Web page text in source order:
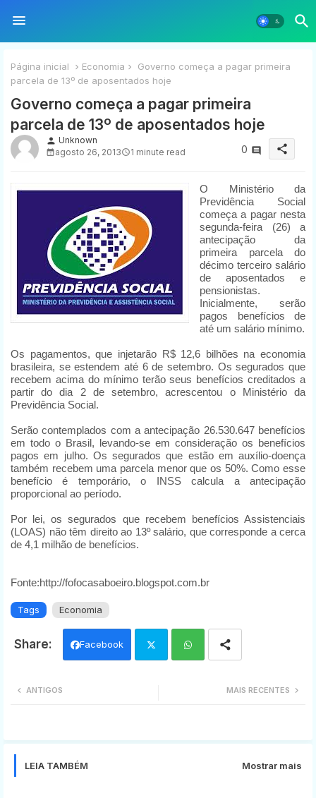
Página inicial Economia
Governo começa a pagar primeira
parcela de 13º de aposentados hoje
Governo começa a pagar primeira
parcela de 13º de aposentados hoje
person Unknown
agosto 26, 2013
1 minute read 0 share
O Ministério da
Previdência Social
começa a pagar nesta
segunda-feira (26) a
antecipação da
primeira parcela do
décimo terceiro salário
de aposentados e
pensionistas.
Inicialmente, serão
pagos benefícios de
até um salário mínimo.
Os pagamentos, que injetarão R$ 12,6 bilhões na economia
brasileira, se estendem até 6 de setembro. Os segurados que
recebem acima do mínimo terão seus benefícios creditados a
partir do dia 2 de setembro, acrescentou o Ministério da
Previdência Social.
Serão contemplados com a antecipação 26.530.647 benefícios
em todo o Brasil, levando-se em consideração os benefícios
pagos em julho. Os segurados que estão em auxílio-doença
também recebem uma parcela menor que os 50%. Como esse
benefício é temporário, o INSS calcula a antecipação
proporcional ao período.
Por lei, os segurados que recebem benefícios Assistenciais
(LOAS) não têm direito ao 13º salário, que corresponde a cerca
de 4,1 milhão de benefícios.
Fonte:http://fofocasaboeiro.blogspot.com.br
Tags Economia
Facebook
MAIS RECENTES
ANTIGOS
LEIA TAMBÉM Mostrar mais